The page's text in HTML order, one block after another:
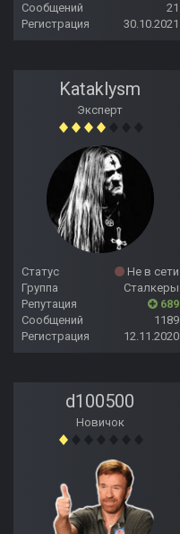
Сообщений
21
Регистрация
30.10.2021
Kataklysm
Эксперт
Статус
Не в сети
Группа
Сталкеры
Репутация
689
Сообщений
1189
Регистрация
12.11.2020
d100500
Новичок